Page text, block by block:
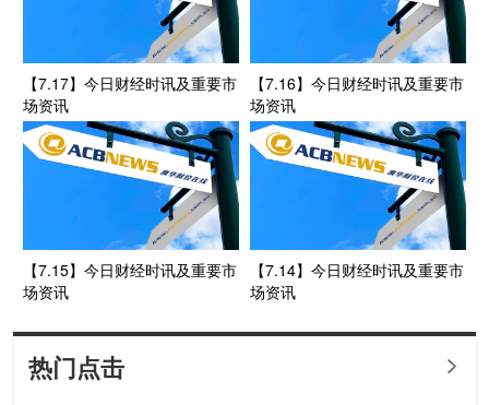
【7.17】今日财经时讯及重要市
场资讯
【7.16】今日财经时讯及重要市
场资讯
【7.15】今日财经时讯及重要市
场资讯
【7.14】今日财经时讯及重要市
场资讯
热门点击 